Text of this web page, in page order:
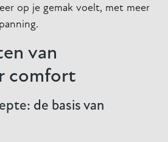
op je gemak voelt, met meer
van
comfort
de basis van